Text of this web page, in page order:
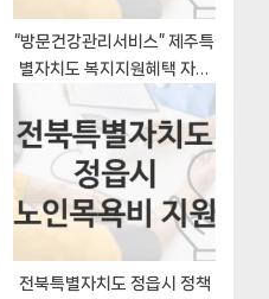
“방문건강관리서비스” 제주특
별자치도 복지지원혜택 자격
조건과 구비서류
전북특별자치도 정읍시 정책